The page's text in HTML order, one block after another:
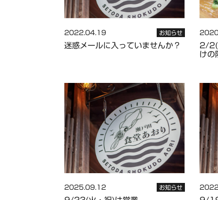
2022.04.19 お知らせ
迷惑メールに入っていませんか？
2/2(
けの
2025.09.12 お知らせ